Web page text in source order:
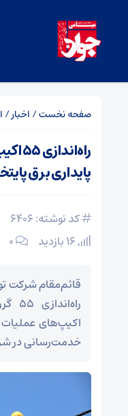
صفحه نخست/ اخبار/
پایداری برق
کد نوشته: 6406
۰
قائم‌مقام شرکت
اکیپ‌های
خدمت‌رسانی در